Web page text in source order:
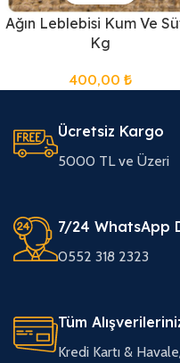
Ağın Leblebisi Kum Ve
Kg
400,00 ₺
Ücretsiz Kargo
5000 TL ve Üzeri
7/24 WhatsApp
0552 318 2323
Tüm
Kredi Kartı &